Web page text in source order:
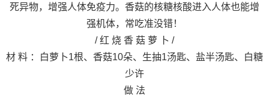
死异物，增强人体免疫力。香菇的核糖核酸进入人体也能增
强机体，常吃准没错！
/ 红 烧 香 菇 萝 卜 /
材 料 ：白萝卜1根、香菇10朵、生抽1汤匙、盐半汤匙、白糖
少许
做 法